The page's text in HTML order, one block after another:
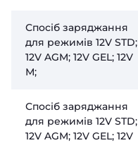
Спосіб заряджання
для режимів 12V STD;
12V AGM; 12V GEL; 12V
М;
Спосіб заряджання
для режимів 12V STD;
12V AGM; 12V GEL; 12V